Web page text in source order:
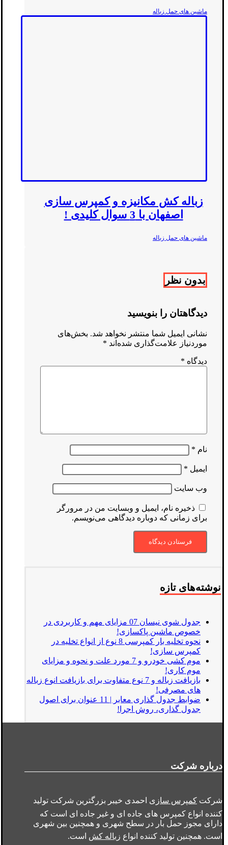
ماشین های حمل زباله
زباله کش مکانیزه و کمپرس سازی
اصفهان با 3 سوال کلیدی !
ماشین های حمل زباله
بدون نظر
دیدگاهتان را بنویسید
نشانی ایمیل شما منتشر نخواهد شد. بخش‌های
موردنیاز علامت‌گذاری شده‌اند *
دیدگاه *
نام *
ایمیل *
وب‌ سایت
ذخیره نام، ایمیل و وبسایت من در مرورگر
برای زمانی که دوباره دیدگاهی می‌نویسم.
نوشته‌های تازه
جدول شوی نیسان 07 مزایای مهم و کاربردی در
خصوص ماشین پاکسازی!
نحوه تخلیه بار کمپرسی 8 نوع از انواع تخلیه در
کمپرس سازی!
موم کشی خودرو و 7 مورد علت و نحوه و مزایای
موم کاری!
بازیافت زباله و 7 نوع متفاوت برای بازیافت انوع زباله
های مصرفی!
ضوابط جدول گذاری معابر | 11 عنوان برای اصول
جدول گذاری، روش اجرا!
درباره شرکت
شرکت کمپرس سازی احمدی خیبر بزرگترین شرکت تولید
کننده انواع کمپرس های جاده ای و غیر جاده ای است که
دارای مجوز حمل بار در سطح شهری و همچنین بین شهری
است. همچنین تولید کننده انواع زباله کش است.